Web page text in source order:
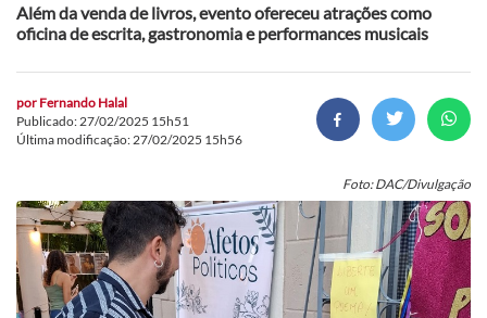
Além da venda de livros, evento ofereceu atrações como
oficina de escrita, gastronomia e performances musicais
por Fernando Halal
Publicado: 27/02/2025 15h51
Última modificação: 27/02/2025 15h56
Foto: DAC/Divulgação